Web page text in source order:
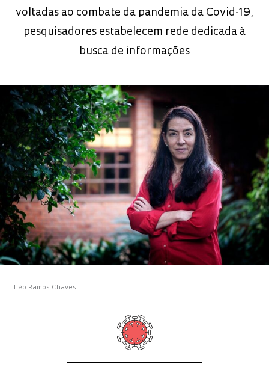
voltadas ao combate da pandemia da Covid-19,
pesquisadores estabelecem rede dedicada à
busca de informações
Léo Ramos Chaves